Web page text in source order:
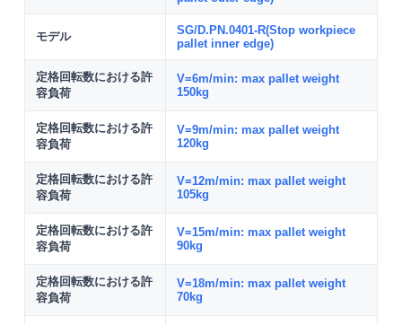
モデル
SG/D.PN.0401-R(Stop workpiece
pallet inner edge)
定格回転数における許
容負荷
V=6m/min: max pallet weight
150kg
定格回転数における許
容負荷
V=9m/min: max pallet weight
120kg
定格回転数における許
容負荷
V=12m/min: max pallet weight
105kg
定格回転数における許
容負荷
V=15m/min: max pallet weight
90kg
定格回転数における許
容負荷
V=18m/min: max pallet weight
70kg